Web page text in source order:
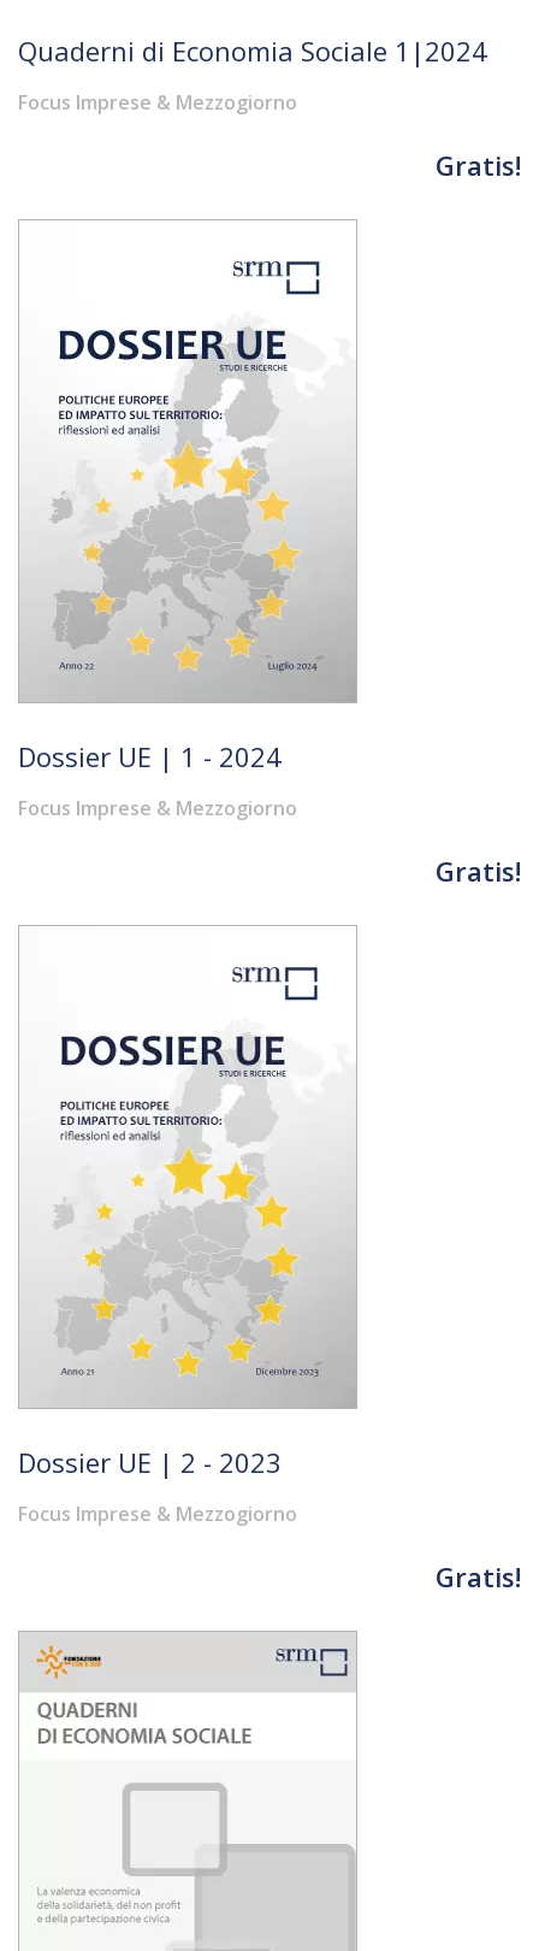
Quaderni di Economia Sociale 1|2024
Focus Imprese & Mezzogiorno
Gratis!
Dossier UE | 1 - 2024
Focus Imprese & Mezzogiorno
Gratis!
Dossier UE | 2 - 2023
Focus Imprese & Mezzogiorno
Gratis!